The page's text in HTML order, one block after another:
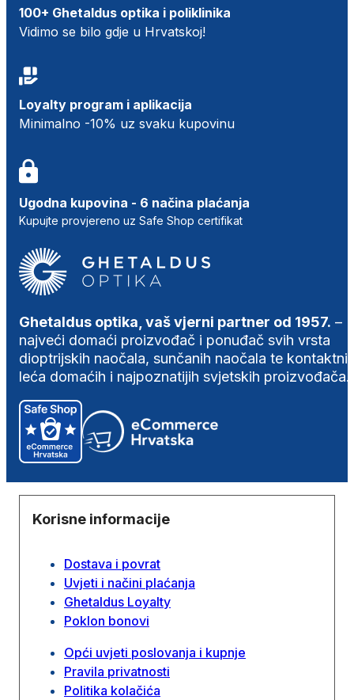
100+ Ghetaldus optika i poliklinika
Vidimo se bilo gdje u Hrvatskoj!
Loyalty program i aplikacija
Minimalno -10% uz svaku kupovinu
Ugodna kupovina - 6 načina plaćanja
Kupujte provjereno uz Safe Shop certifikat
Ghetaldus optika, vaš vjerni partner od 1957. –
najveći domaći proizvođač i ponuđač svih vrsta
dioptrijskih naočala, sunčanih naočala te
leća domaćih i najpoznatijih svjetskih proizvođača.
Korisne informacije
Dostava i povrat
Uvjeti i načini plaćanja
Ghetaldus Loyalty
Poklon bonovi
Opći uvjeti poslovanja i kupnje
Pravila privatnosti
Politika kolačića